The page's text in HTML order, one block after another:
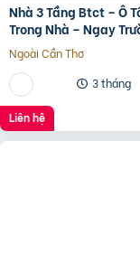
Nhà 3 Tầng Btct – Ô
Trong Nhà – Ngay
Chinh
Ngoài Cần Thơ
3 tháng
Liên hệ